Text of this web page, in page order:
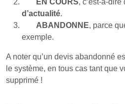
EN COURS, c’est-à-
d’actualité.
ABANDONNE, parce
exemple.
A noter qu’un devis abandonné
le système, en tous cas tant que
supprimé !